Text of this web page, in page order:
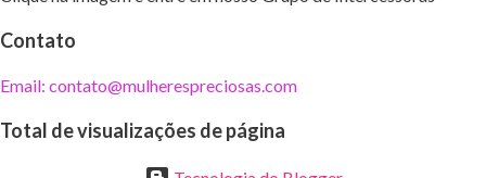
Contato
Email: contato@mulherespreciosas.com
Total de visualizações de página